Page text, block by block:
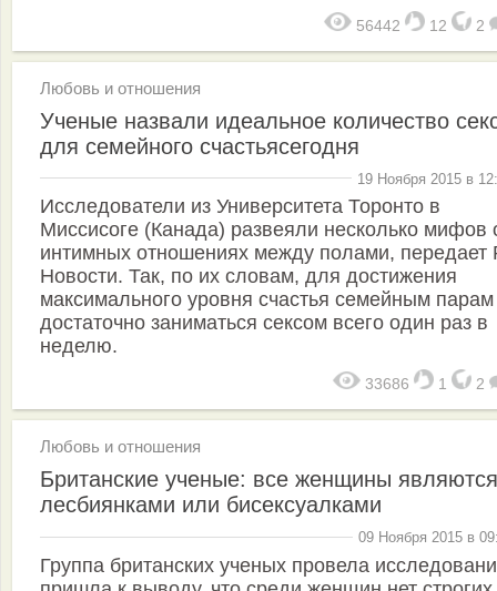
56442 12 2
Любовь и отношения
Ученые назвали идеальное количество
для семейного счастьясегодня
19 Ноября 2015 в
Исследователи из Университета Торонто в
Миссисоге (Канада) развеяли несколько мифов
интимных отношениях между полами,
Новости. Так, по их словам, для достижения
максимального уровня счастья семейным парам
достаточно заниматься сексом всего один раз в
неделю.
33686 1 2
Любовь и отношения
Британские ученые: все женщины являются
лесбиянками или бисексуалками
09 Ноября 2015 в
Группа британских ученых провела